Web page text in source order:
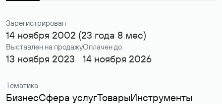
Зарегистрирован
14 ноября 2002 (23 года 8 мес)
Выставлен на продажу
13 ноября 2023
Оплачен до
14 ноября 2026
Тематика
БизнесСфера услугТоварыИнструменты